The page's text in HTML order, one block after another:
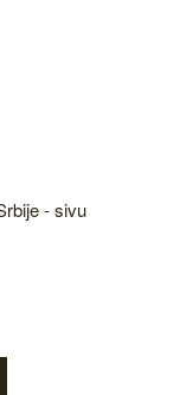
- sivu